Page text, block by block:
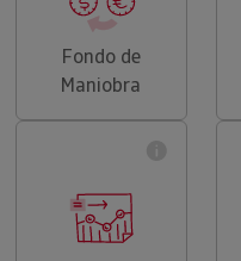
Fondo de
Maniobra